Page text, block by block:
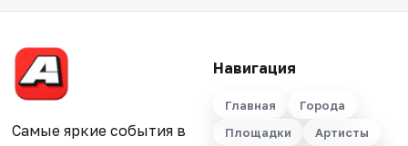
Самые яркие события в
Навигация
Главная
Города
Площадки
Артисты